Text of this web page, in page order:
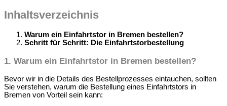
Inhaltsverzeichnis
Warum ein Einfahrtstor in Bremen bestellen?
Schritt für Schritt: Die Einfahrtstorbestellung
1. Warum ein Einfahrtstor in Bremen bestellen?
Bevor wir in die Details des Bestellprozesses eintauchen, sollten
Sie verstehen, warum die Bestellung eines Einfahrtstors in
Bremen von Vorteil sein kann: